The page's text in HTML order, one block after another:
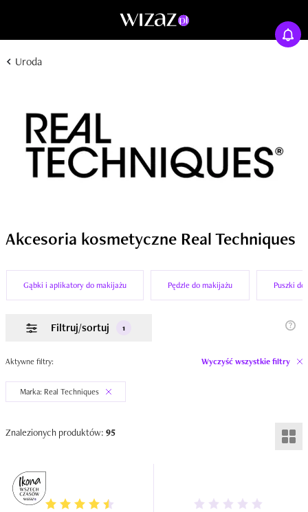
Uroda
Akcesoria kosmetyczne Real Techniques
Gąbki i aplikatory do makijażu Pędzle do makijażu Puszki do
Filtruj/sortuj 1
Aktywne filtry: Wyczyść wszystkie filtry
Marka: Real Techniques
Znalezionych produktów: 95